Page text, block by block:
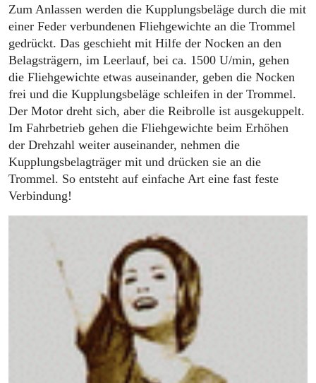
Zum Anlassen werden die Kupplungsbeläge durch die mit
einer Feder verbundenen Fliehgewichte an die Trommel
gedrückt. Das geschieht mit Hilfe der Nocken an den
Belagsträgern, im Leerlauf, bei ca. 1500 U/min, gehen
die Fliehgewichte etwas auseinander, geben die Nocken
frei und die Kupplungsbeläge schleifen in der Trommel.
Der Motor dreht sich, aber die Reibrolle ist ausgekuppelt.
Im Fahrbetrieb gehen die Fliehgewichte beim Erhöhen
der Drehzahl weiter auseinander, nehmen die
Kupplungsbelagträger mit und drücken sie an die
Trommel. So entsteht auf einfache Art eine fast feste
Verbindung!